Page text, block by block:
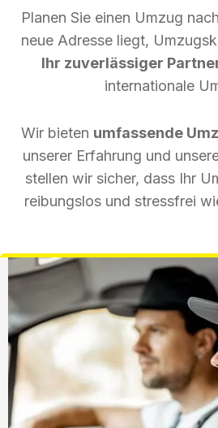
Planen Sie einen Umzug
neue Adresse liegt,
Ihr zuverlässiger
internationale
Wir bieten umfassende
unserer Erfahrung und
stellen wir sicher, dass Ihr
reibungslos und stressfrei